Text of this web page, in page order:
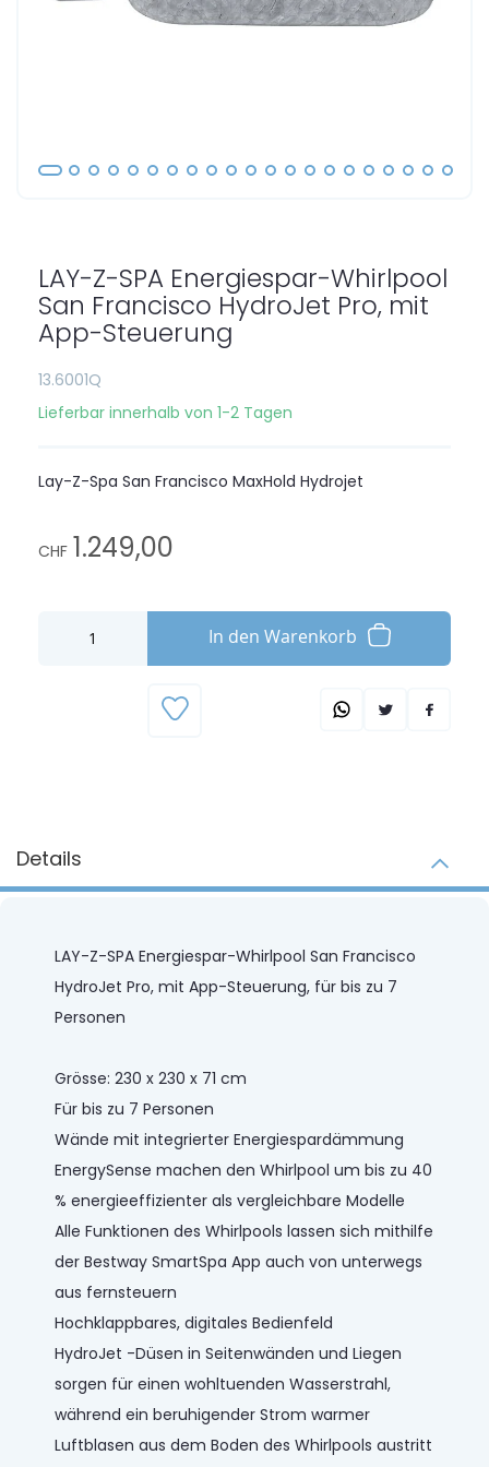
LAY-Z-SPA Energiespar-Whirlpool
San Francisco HydroJet Pro, mit
App-Steuerung
13.6001Q
Lieferbar innerhalb von 1-2 Tagen
Lay-Z-Spa San Francisco MaxHold Hydrojet
CHF 1.249,00
In den Warenkorb
Bildgalerie
springen
Details
LAY-Z-SPA Energiespar-Whirlpool San Francisco
HydroJet Pro, mit App-Steuerung, für bis zu 7
Personen
Grösse: 230 x 230 x 71 cm
Für bis zu 7 Personen
Wände mit integrierter Energiespardämmung
EnergySense machen den Whirlpool um bis zu 40
% energieeffizienter als vergleichbare Modelle
Alle Funktionen des Whirlpools lassen sich mithilfe
der Bestway SmartSpa App auch von unterwegs
aus fernsteuern
Hochklappbares, digitales Bedienfeld
HydroJet -Düsen in Seitenwänden und Liegen
sorgen für einen wohltuenden Wasserstrahl,
während ein beruhigender Strom warmer
Luftblasen aus dem Boden des Whirlpools austritt